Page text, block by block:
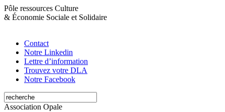
Pôle ressources Culture
& Économie Sociale et Solidaire
Contact
Notre Linkedin
Lettre d’information
Trouvez votre DLA
Notre Facebook
Association Opale